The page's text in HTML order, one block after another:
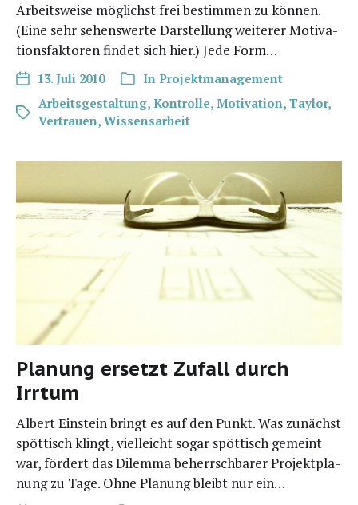
Arbeits­wei­se mög­lichst frei bestim­men zu kön­nen.
(Eine sehr sehens­wer­te Dar­stel­lung wei­te­rer Moti­va­
ti­ons­fak­to­ren fin­det sich hier.) Jede Form…
13. Juli 2010 In Projektmanagement
Arbeitsgestaltung, Kontrolle, Motivation, Taylor,
Vertrauen, Wissensarbeit
Planung ersetzt Zufall durch
Irrtum
Albert Ein­stein bringt es auf den Punkt. Was zunächst
spöt­tisch klingt, viel­leicht sogar spöt­tisch gemeint
war, för­dert das Dilem­ma beherrsch­ba­rer Pro­jekt­pla­
nung zu Tage. Ohne Pla­nung bleibt nur ein…